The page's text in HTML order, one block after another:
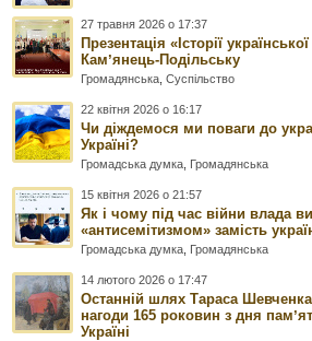
27 травня 2026 о 17:37
Презентація «Історії
Камʼянець-Подільську
Громадянська ,Суспільство
22 квітня 2026 о 16:17
Чи діждемося ми поваги до
Україні?
Громадська думка Громадянська
15 квітня 2026 о 21:57
Як і чому під час війни влада
«антисемітизмом» замість
Громадська думка Громадянська
14 лютого 2026 о 17:47
Останній шлях Тараса
нагоди 165 роковин з дня
Україні